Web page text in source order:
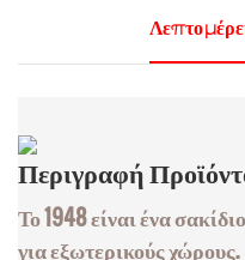
Περιγραφή
Το 1948 είναι ένα
για εξωτερικούς χώρους.